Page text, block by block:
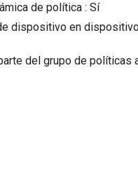
de política : Sí
dispositivo en
del grupo de políticas